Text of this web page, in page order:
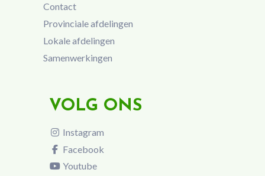
Contact
Provinciale afdelingen
Lokale afdelingen
Samenwerkingen
VOLG ONS
Instagram
Facebook
Youtube